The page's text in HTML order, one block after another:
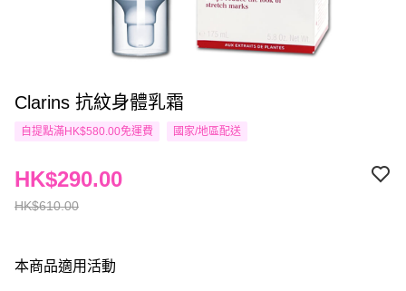
Clarins 抗紋身體乳霜
自提點滿HK$580.00免運費 國家/地區配送
HK$610.00
HK$290.00
本商品適用活動